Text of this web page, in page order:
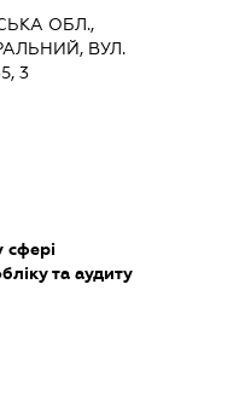
ОБЛ.,
ВУЛ.
3
сфері
та аудиту